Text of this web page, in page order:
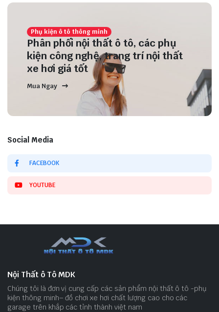
Phụ kiện ô tô thông minh
Phân phối nội thất ô tô, các phụ
kiện công nghệ, trang trí nội thất
xe hơi giá tốt
Mua Ngay
Social Media
FACEBOOK
YOUTUBE
Nội Thất ô Tô MDK
Chúng tôi là đơn vị cung cấp các sản phẩm nội thất ô tô -phụ
kiện thông minh– đồ chơi xe hơi chất lượng cao cho các
garage trên khắp các tỉnh thành việt nam